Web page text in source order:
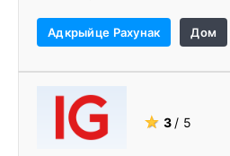
- Аўтачартыст
- Дабрачынная праца
Адкрыйце Рахунак Дом
★ 3 / 5